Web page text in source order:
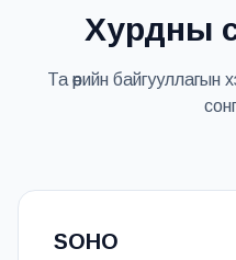
Хурдны
Та өөрийн
SOHO